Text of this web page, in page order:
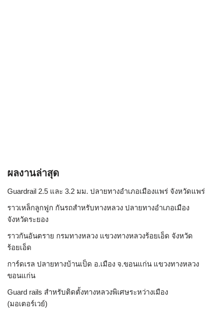
ผลงานล่าสุด
Guardrail 2.5 และ 3.2 มม. ปลายทางอำเภอเมืองแพร่ จังหวัดแพร่
ราวเหล็กลูกฟูก กันรถสําหรับทางหลวง ปลายทางอำเภอเมือง
จังหวัดระยอง
ราวกันอันตราย กรมทางหลวง แขวงทางหลวงร้อยเอ็ด จังหวัด
ร้อยเอ็ด
การ์ดเรล ปลายทางบ้านเป็ด อ.เมือง จ.ขอนแก่น แขวงทางหลวง
ขอนแก่น
Guard rails สำหรับติดตั้งทางหลวงพิเศษระหว่างเมือง
(มอเตอร์เวย์)